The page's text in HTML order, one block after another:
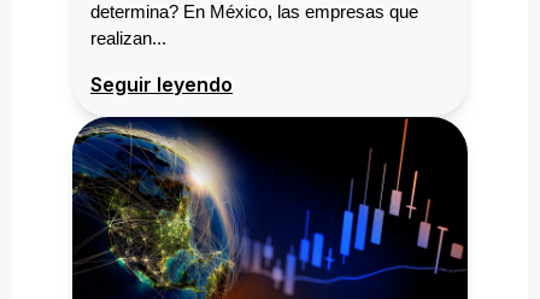
determina? En México, las empresas que
realizan...
Seguir leyendo